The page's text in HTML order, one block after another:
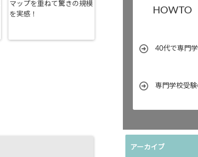
マップを重ねて驚きの規模
を実感！
HOWTO
40代で専門
専門学校受
アーカイブ